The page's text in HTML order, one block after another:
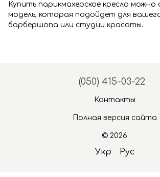
Купить парикмахерское кресло можно
модель, которая подойдет для
барбершопа или студии красоты.
(050) 415-03-22
Контакты
Полная версия сайта
© 2026
Укр Рус